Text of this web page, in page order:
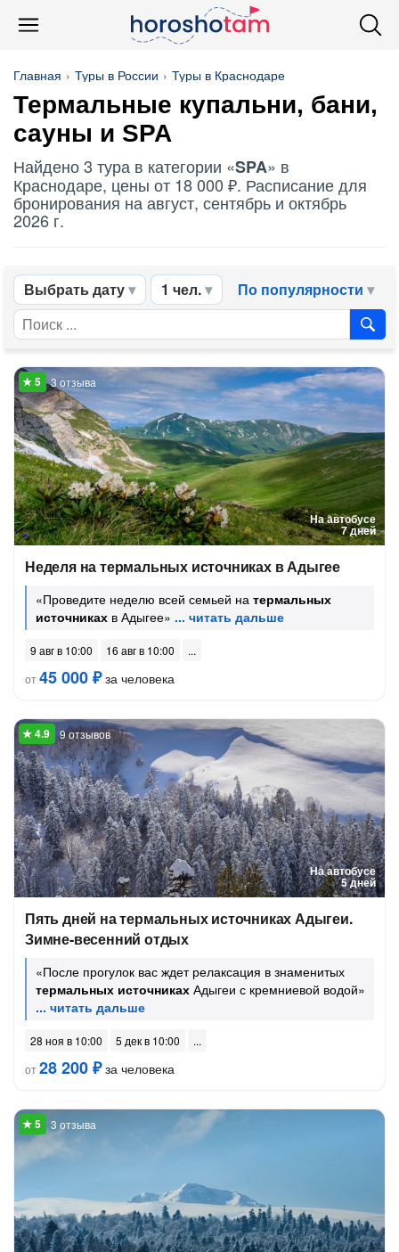
Главная Туры в России Туры в Краснодаре
Термальные купальни, бани,
сауны и SPA
Найдено 3 тура в категории «SPA» в
Краснодаре, цены от 18 000 ₽. Расписание для
бронирования на август, сентябрь и октябрь
2026 г.
Выбрать дату 1 чел. По популярности
На автобусе
7 дней
3 отзыва
Неделя на термальных источниках в Адыгее
«Проведите неделю всей семьей на термальных
источниках в Адыгее»
9 авг в 10:00
16 авг в 10:00
от45 000 ₽за человека
На автобусе
5 дней
9 отзывов
Пять дней на термальных источниках Адыгеи.
Зимне-весенний отдых
«После прогулок вас ждет релаксация в знаменитых
термальных источниках Адыгеи с кремниевой водой»
28 ноя в 10:00
5 дек в 10:00
от28 200 ₽за человека
3 отзыва